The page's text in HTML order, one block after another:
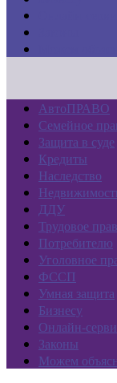
АвтоПРАВО
Семейное
Защита в суде
Кредиты
Наследство
ДДУ
Трудовое
Потребителю
Уголовное
ФССП
Умная защита
Бизнесу
Онлайн-
Законы
Можем